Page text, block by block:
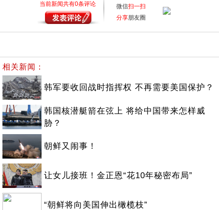
当前新闻共有0条评论 微信扫一扫
分享朋友圈
相关新闻：
韩军要收回战时指挥权 不再需要美国保护？
韩国核潜艇箭在弦上 将给中国带来怎样威
胁？
朝鲜又闹事！
让女儿接班！金正恩“花10年秘密布局”
“朝鲜将向美国伸出橄榄枝”